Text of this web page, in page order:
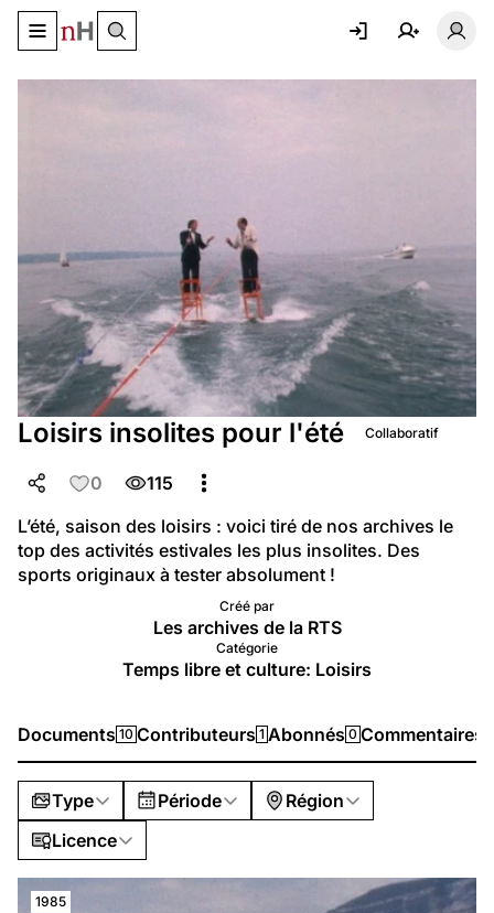
Basculer le menu de navigation
Loisirs insolites pour l'été Collaboratif
0
115
L’été, saison des loisirs : voici tiré de nos archives le
top des activités estivales les plus insolites. Des
sports originaux à tester absolument !
Créé par
Les archives de la RTS
Catégorie
Temps libre et culture: Loisirs
Documents 10 Contributeurs 1 Abonnés 0 Commentaires
Type Période
Région
Licence
1985